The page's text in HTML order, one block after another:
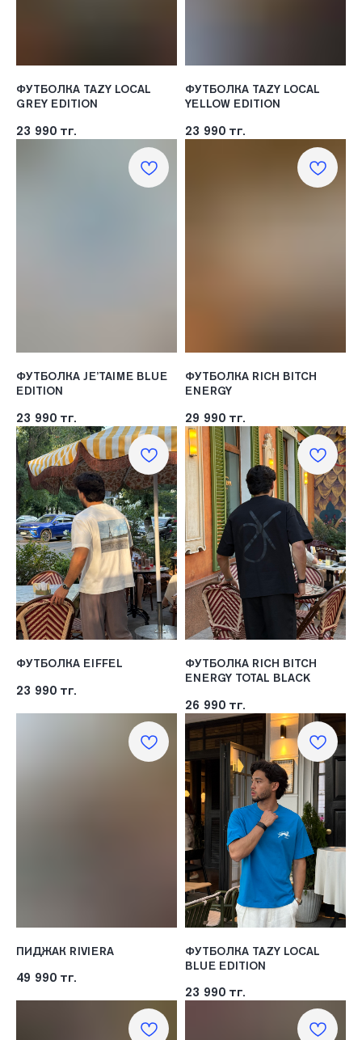
ФУТБОЛКА TAZY LOCAL
GREY EDITION
23 990 тг.
ФУТБОЛКА TAZY LOCAL
YELLOW EDITION
23 990 тг.
ФУТБОЛКА JE’TAIME BLUE
EDITION
23 990 тг.
ФУТБОЛКА RICH BITCH
ENERGY
29 990 тг.
ФУТБОЛКА EIFFEL
23 990 тг.
ФУТБОЛКА RICH BITCH
ENERGY TOTAL BLACK
26 990 тг.
ПИДЖАК RIVIERA
49 990 тг.
ФУТБОЛКА TAZY LOCAL
BLUE EDITION
23 990 тг.